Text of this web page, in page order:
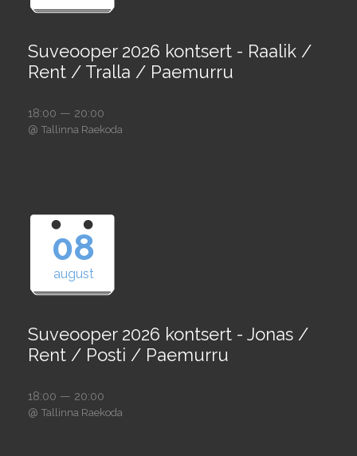
Suveooper 2026 kontsert - Raalik /
Rent / Tralla / Paemurru
18:00 — 20:00
@ Tallinna Raekoda
08
august
Suveooper 2026 kontsert - Jonas /
Rent / Posti / Paemurru
18:00 — 20:00
@ Tallinna Raekoda